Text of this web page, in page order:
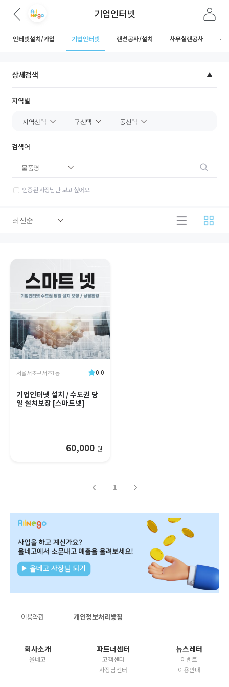
기업인터넷
인터넷설치/가입 기업인터넷 랜선공사/설치 사무실랜공사 통
상세검색
지역별
검색어
인증된 사장님만 보고 싶어요
0.0
서울 서초구 서초1동
기업인터넷 설치 / 수도권 당
일 설치보장 [스마트넷]
60,000 원
1
이용약관 개인정보처리방침
회사소개
올네고
파트너센터
고객센터
사장님센터
뉴스레터
이벤트
이용안내